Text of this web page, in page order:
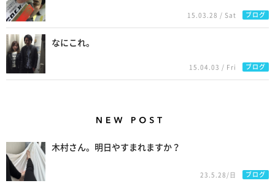
15.03.28 / Sat ブログ
なにこれ。
15.04.03 / Fri ブログ
木村さん。明日やすまれますか？
23.5.28/日 ブログ